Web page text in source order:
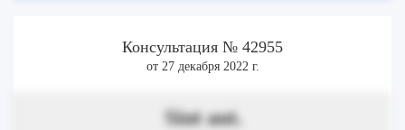
Консультация № 42955
от 27 декабря 2022 г.
Sint aut.